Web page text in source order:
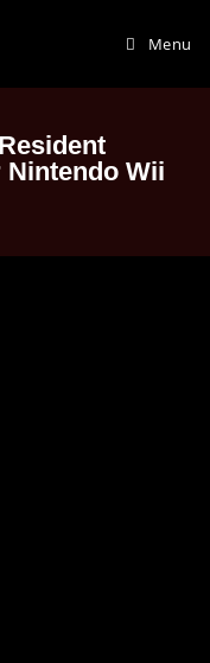
Menu
Nintendo Wii